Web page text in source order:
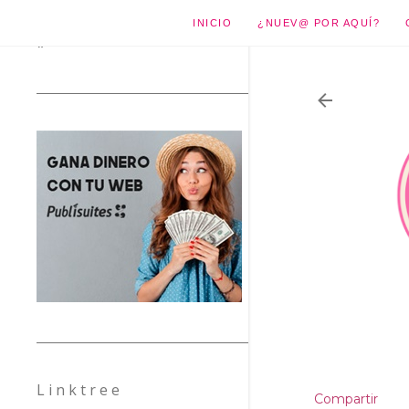
INICIO ¿NUEV@ POR AQUÍ?
Compartir
*
L i n k t r e e